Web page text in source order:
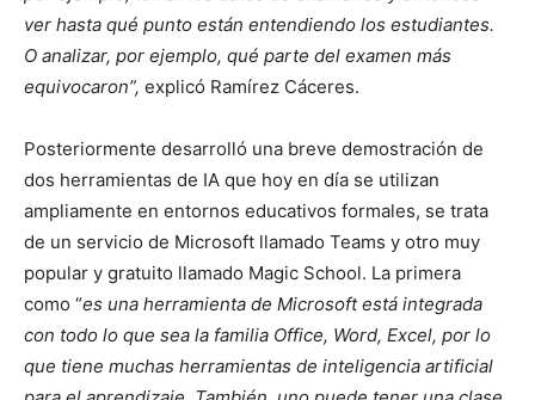
ver hasta qué punto están entendiendo los estudiantes.
O analizar, por ejemplo, qué parte del examen más
equivocaron”, explicó Ramírez Cáceres.
Posteriormente desarrolló una breve demostración de
dos herramientas de IA que hoy en día se utilizan
ampliamente en entornos educativos formales, se trata
de un servicio de Microsoft llamado Teams y otro muy
popular y gratuito llamado Magic School. La primera
como “es una herramienta de Microsoft está integrada
con todo lo que sea la familia Office, Word, Excel, por lo
que tiene muchas herramientas de inteligencia artificial